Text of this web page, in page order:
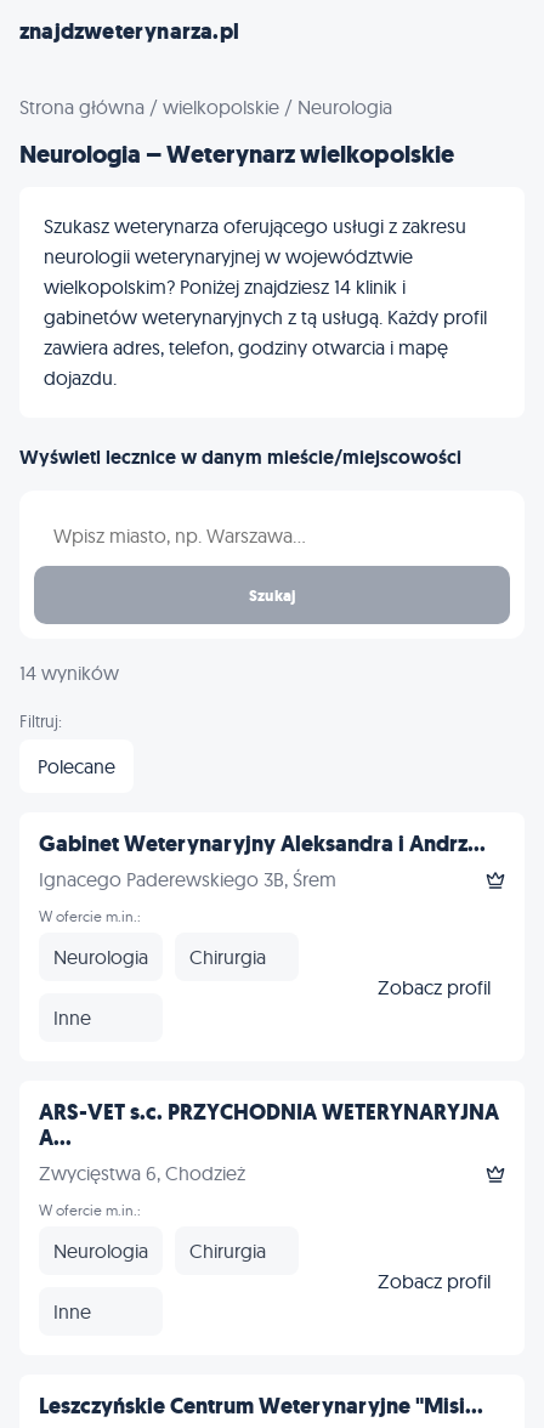
znajdzweterynarza.pl
Strona główna / wielkopolskie / Neurologia
Neurologia – Weterynarz wielkopolskie
Szukasz weterynarza oferującego usługi z zakresu
neurologii weterynaryjnej w województwie
wielkopolskim? Poniżej znajdziesz 14 klinik i
gabinetów weterynaryjnych z tą usługą. Każdy profil
zawiera adres, telefon, godziny otwarcia i mapę
dojazdu.
Wyświetl lecznice w danym mieście/miejscowości
Szukaj
14 wyników
Filtruj:
Polecane
Gabinet Weterynaryjny Aleksandra i Andrz...
Ignacego Paderewskiego 3B, Śrem
W ofercie m.in.:
Neurologia Chirurgia
Inne
Zobacz profil
ARS-VET s.c. PRZYCHODNIA WETERYNARYJNA
A...
Zwycięstwa 6, Chodzież
W ofercie m.in.:
Neurologia Chirurgia
Inne
Zobacz profil
Leszczyńskie Centrum Weterynaryjne "Misi...